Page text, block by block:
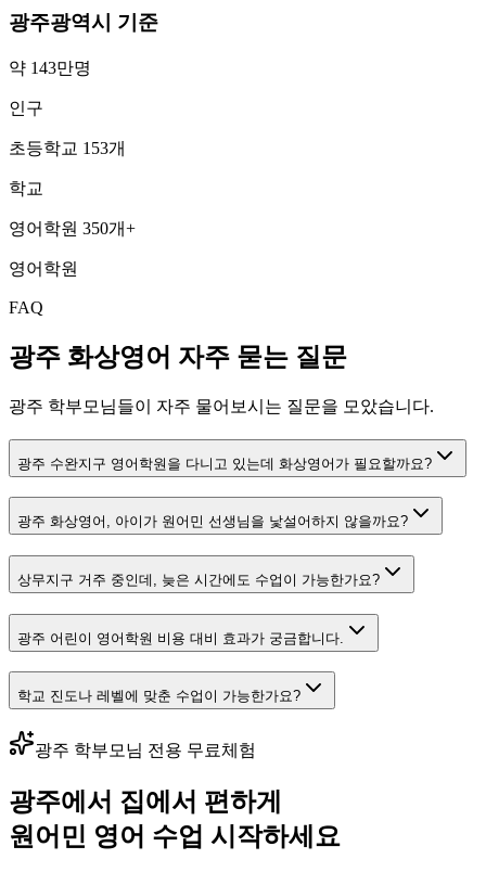
광주광역시 기준
약 143만명
인구
초등학교 153개
학교
영어학원 350개+
영어학원
FAQ
광주 화상영어 자주 묻는 질문
광주 학부모님들이 자주 물어보시는 질문을 모았습니다.
광주 수완지구 영어학원을 다니고 있는데 화상영어가 필요할까요?
광주 화상영어, 아이가 원어민 선생님을 낯설어하지 않을까요?
상무지구 거주 중인데, 늦은 시간에도 수업이 가능한가요?
광주 어린이 영어학원 비용 대비 효과가 궁금합니다.
학교 진도나 레벨에 맞춘 수업이 가능한가요?
광주 학부모님 전용 무료체험
광주에서 집에서 편하게
원어민 영어 수업 시작하세요